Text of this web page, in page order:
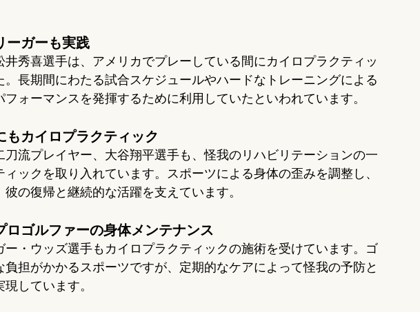
ーガーも実践
秀喜選手は、アメリカでプレーしている間にカイロプラクティッ
長期間にわたる試合スケジュールやハードなトレーニングによる
ォーマンスを発揮するために利用していたといわれています。
カイロプラクティック
流プレイヤー、大谷翔平選手も、怪我のリハビリテーションの一
ックを取り入れています。スポーツによる身体の歪みを調整し、
の復帰と継続的な活躍を支えています。
ロゴルファーの身体メンテナンス
・ウッズ選手もカイロプラクティックの施術を受けています。ゴ
担がかかるスポーツですが、定期的なケアによって怪我の予防と
しています。